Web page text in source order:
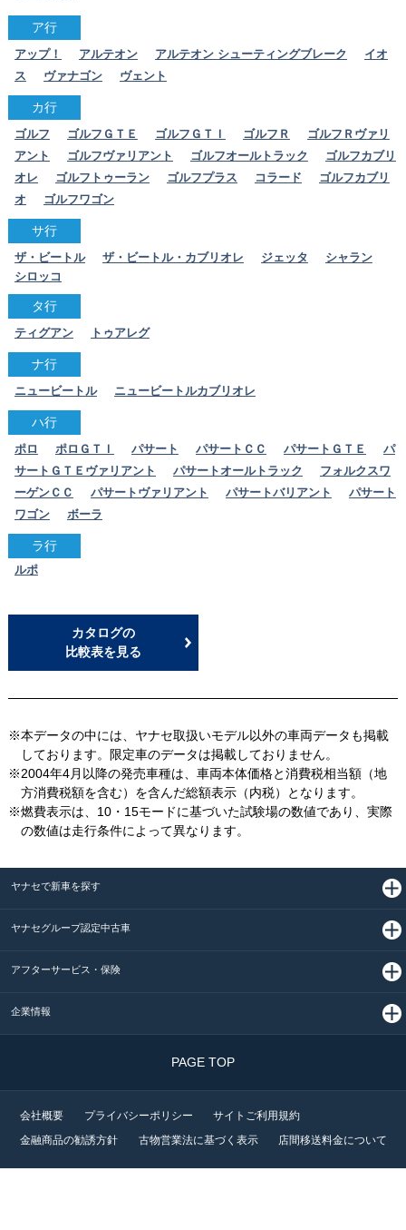
ア行
アップ！ アルテオン アルテオン シューティングブレーク
イオ
ス
ヴァナゴン ヴェント
カ行
ゴルフ ゴルフＧＴＥ ゴルフＧＴＩ ゴルフＲ
ゴルフＲヴァリ
アント
ゴルフヴァリアント ゴルフオールトラック
ゴルフカブリ
オレ
ゴルフトゥーラン ゴルフプラス コラード
ゴルフカブリ
オ
ゴルフワゴン
サ行
ザ・ビートル ザ・ビートル・カブリオレ ジェッタ
シャラン
シロッコ
タ行
ティグアン トゥアレグ
ナ行
ニュービートル ニュービートルカブリオレ
ハ行
ポロ ポロＧＴＩ パサート パサートＣＣ パサートＧＴＥ
パ
サートＧＴＥヴァリアント
パサートオールトラック
フォルクスワ
ーゲンＣＣ
パサートヴァリアント パサートバリアント
パサート
ワゴン
ボーラ
ラ行
ルポ
カタログの
比較表を見る
※本データの中には、ヤナセ取扱いモデル以外の車両データも掲載
しております。限定車のデータは掲載しておりません。
※2004年4月以降の発売車種は、車両本体価格と消費税相当額（地
方消費税額を含む）を含んだ総額表示（内税）となります。
※燃費表示は、10・15モードに基づいた試験場の数値であり、実際
の数値は走行条件によって異なります。
ヤナセで新車を探す
ヤナセグループ認定中古車
アフターサービス・保険
企業情報
PAGE TOP
会社概要 プライバシーポリシー
サイトご利用規約
金融商品の勧誘方針
古物営業法に基づく表示 店間移送料金について